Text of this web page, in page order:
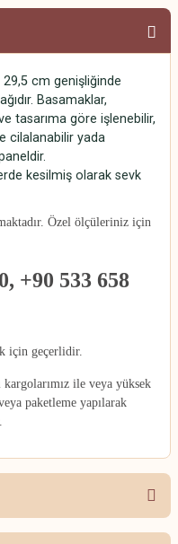
29,5 cm genişliğinde
Basamaklar,
tasarıma göre işlenebilir,
cilalanabilir yada
kesilmiş olarak sevk
Özel ölçüleriniz için
+90 533 658
için geçerlidir.
ile veya yüksek
paketleme yapılarak